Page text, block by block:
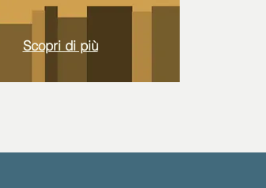
Scopri di più